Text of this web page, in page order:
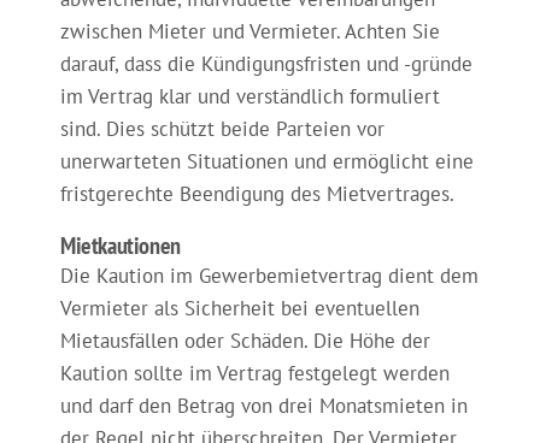
zwischen Mieter und Vermieter. Achten Sie
darauf, dass die Kündigungsfristen und -gründe
im Vertrag klar und verständlich formuliert
sind. Dies schützt beide Parteien vor
unerwarteten Situationen und ermöglicht eine
fristgerechte Beendigung des Mietvertrages.
Mietkautionen
Die Kaution im Gewerbemietvertrag dient dem
Vermieter als Sicherheit bei eventuellen
Mietausfällen oder Schäden. Die Höhe der
Kaution sollte im Vertrag festgelegt werden
und darf den Betrag von drei Monatsmieten in